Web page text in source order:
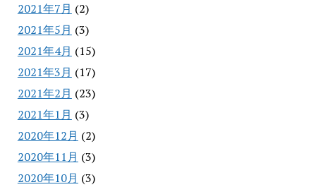
2021年7月 (2)
2021年5月 (3)
2021年4月 (15)
2021年3月 (17)
2021年2月 (23)
2021年1月 (3)
2020年12月 (2)
2020年11月 (3)
2020年10月 (3)